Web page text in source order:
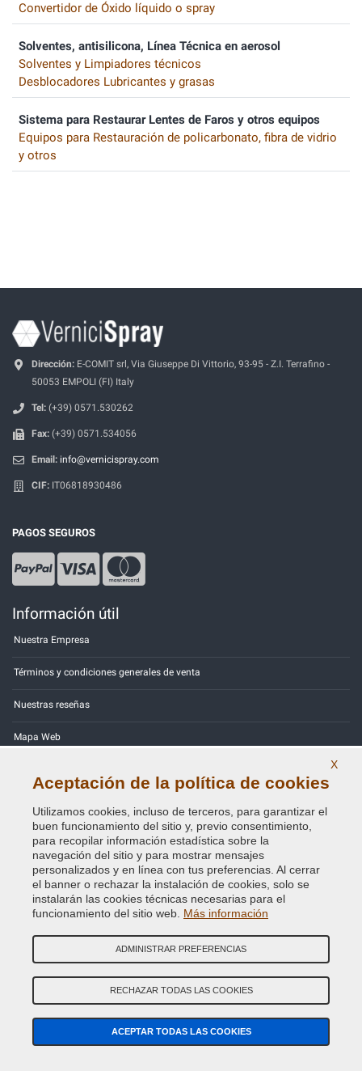
Convertidor de Óxido líquido o spray
Solventes, antisilicona, Línea Técnica en aerosol
Solventes y Limpiadores técnicos
Desblocadores Lubricantes y grasas
Sistema para Restaurar Lentes de Faros y otros equipos
Equipos para Restauración de policarbonato, fibra de vidrio
y otros
Dirección: E-COMIT srl, Via Giuseppe Di Vittorio, 93-95 - Z.I. Terrafino -
50053 EMPOLI (FI) Italy
Tel: (+39) 0571.530262
Fax: (+39) 0571.534056
Email: info@vernicispray.com
CIF: IT06818930486
PAGOS SEGUROS
Información útil
Nuestra Empresa
Términos y condiciones generales de venta
Nuestras reseñas
Mapa Web
Política de Privacidad - RGPD
Copyright © 2014 - 2026. All Rights Reserved.
Credits:E-COMIT
SÍguenos en nuestras redes sociales
X
Aceptación de la política de cookies
Utilizamos cookies, incluso de terceros, para garantizar el
buen funcionamiento del sitio y, previo consentimiento,
para recopilar información estadística sobre la
navegación del sitio y para mostrar mensajes
personalizados y en línea con tus preferencias. Al cerrar
el banner o rechazar la instalación de cookies, solo se
instalarán las cookies técnicas necesarias para el
funcionamiento del sitio web. Más información
ADMINISTRAR PREFERENCIAS
RECHAZAR TODAS LAS COOKIES
ACEPTAR TODAS LAS COOKIES